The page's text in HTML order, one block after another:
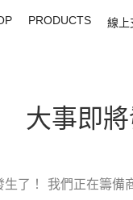
PRODUCTS 線上
大事即
生了！ 我們正在籌備